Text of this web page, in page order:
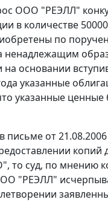
ООО "РЕЭЛЛ"
в количестве
по
ненадлежащим
на основании
указанные
указанные ценные
от 21.08.2006
копий
суд, по мнению
"РЕЭЛЛ"